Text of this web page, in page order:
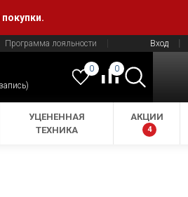
Вход
Программа лояльности
0
0
УЦЕНЕННАЯ
ТЕХНИКА
АКЦИИ
4